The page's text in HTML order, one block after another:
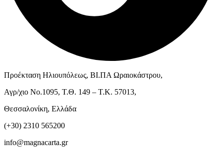
Προέκταση Ηλιουπόλεως, ΒΙ.ΠΑ Ωραιοκάστρου,
Αγρ/χιο Νο.1095, Τ.Θ. 149 – Τ.Κ. 57013,
Θεσσαλονίκη, Ελλάδα
(+30) 2310 565200
info@magnacarta.gr